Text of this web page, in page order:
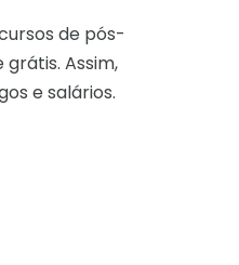
de pós-
Assim,
e salários.